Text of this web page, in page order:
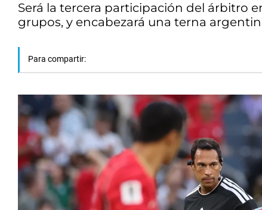
Será la tercera participación del árbitro
grupos, y encabezará una terna
Para compartir: